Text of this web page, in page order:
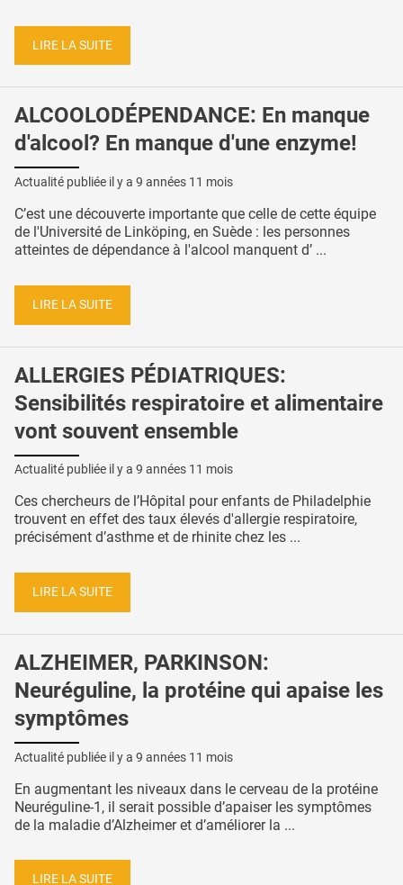
LIRE LA SUITE
ALCOOLODÉPENDANCE: En manque
d'alcool? En manque d'une enzyme!
Actualité publiée il y a 9 années 11 mois
C’est une découverte importante que celle de cette équipe
de l'Université de Linköping, en Suède : les personnes
atteintes de dépendance à l'alcool manquent d’ ...
LIRE LA SUITE
ALLERGIES PÉDIATRIQUES:
Sensibilités respiratoire et alimentaire
vont souvent ensemble
Actualité publiée il y a 9 années 11 mois
Ces chercheurs de l’Hôpital pour enfants de Philadelphie
trouvent en effet des taux élevés d'allergie respiratoire,
précisément d’asthme et de rhinite chez les ...
LIRE LA SUITE
ALZHEIMER, PARKINSON:
Neuréguline, la protéine qui apaise les
symptômes
Actualité publiée il y a 9 années 11 mois
En augmentant les niveaux dans le cerveau de la protéine
Neuréguline-1, il serait possible d’apaiser les symptômes
de la maladie d’Alzheimer et d’améliorer la ...
LIRE LA SUITE